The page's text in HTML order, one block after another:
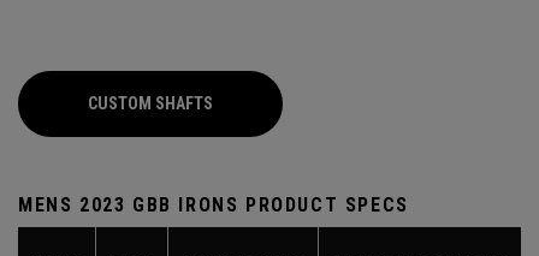
CUSTOM SHAFTS
MENS 2023 GBB IRONS PRODUCT SPECS